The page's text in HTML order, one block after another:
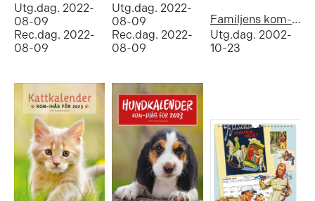
Utg.dag. 2022-
08-09
Rec.dag. 2022-
08-09
Utg.dag. 2022-
08-09
Rec.dag. 2022-
08-09
Familjens kom-ihåg-kalender 2003
Utg.dag. 2002-
10-23